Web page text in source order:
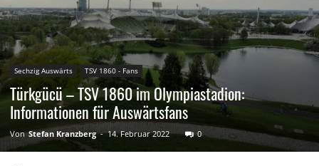
Sechzig Auswärts TSV 1860 - Fans
Türkgücü – TSV 1860 im Olympiastadion:
Informationen für Auswärtsfans
Von Stefan Kranzberg - 14. Februar 2022 0